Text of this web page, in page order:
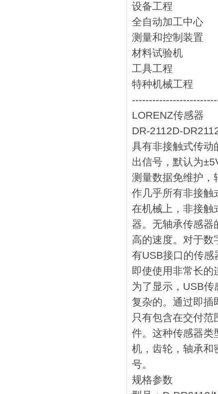
设备工程
全自动加工中心
测量和控制装置
材料试验机
工具工程
特种机械工程
LORENZ传感器
DR-2112D-
具有非接触式传动
出信号，默认为
测量数据免维护，
作几乎所有非接触
在机械上，非接触
器。无轴承传感器
高的速度。对于
有USB接口的传
即使使用非常长的
为了显示，USB
复杂的。通过即插
只有包含在交付
件。这种传感器类
机，齿轮，轴承和
号。
规格参数